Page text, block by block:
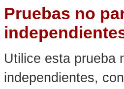
Pruebas no
Utilice esta prueba
independientes,